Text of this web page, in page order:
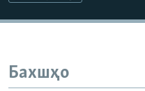
Бахшҳо